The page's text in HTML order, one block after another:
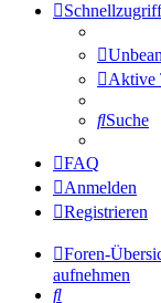
Schnellzugriff
Aktive
Suche
FAQ
Anmelden
Registrieren
Foren-
aufnehmen
Suche